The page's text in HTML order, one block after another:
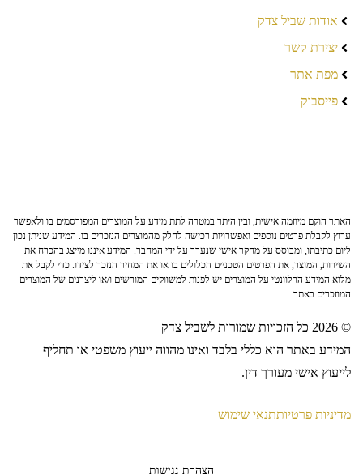
אודות שביל צדק
יצירת קשר
מפת אתר
פייסבוק
האתר הוקם מיוזמה אישית, ובין היתר במטרה לתת מידע על המוצרים המפורסמים בו ולאפשר
ערוץ לקבלת פרטים נוספים ואפשרויות רכישה לחלק מהמוצרים הנזכרים בו. המידע שניתן נכון
ליום כתיבתו, ומבוסס על מחקר אישי שנערך על ידי המחבר. המידע איננו מייצג בהכרח את
השירות, המוצר, את הפרטים הטכניים הכלולים בו או את המחיר הנזכר לצידו. כדי לקבל את
מלוא המידע הרלוונטי על המוצרים יש לפנות למשווקים המורשים ו/או ליצרנים של המוצרים
המוזכרים באתר.
© 2026 כל הזכויות שמורות לשביל צדק
המידע באתר הוא כללי בלבד ואינו מהווה ייעוץ משפטי או תחליף
לייעוץ אישי מעורך דין.
מדיניות פרטיותתנאי שימוש
הצהרת נגישות